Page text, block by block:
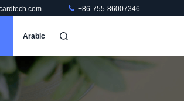
+86-755-86007346
Arabic